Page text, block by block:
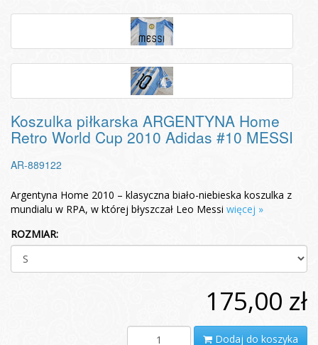
Koszulka piłkarska ARGENTYNA Home
Retro World Cup 2010 Adidas #10 MESSI
AR-889122
Argentyna Home 2010 – klasyczna biało-niebieska koszulka z
mundialu w RPA, w której błyszczał Leo Messi więcej »
ROZMIAR:
175,00 zł
Dodaj do koszyka